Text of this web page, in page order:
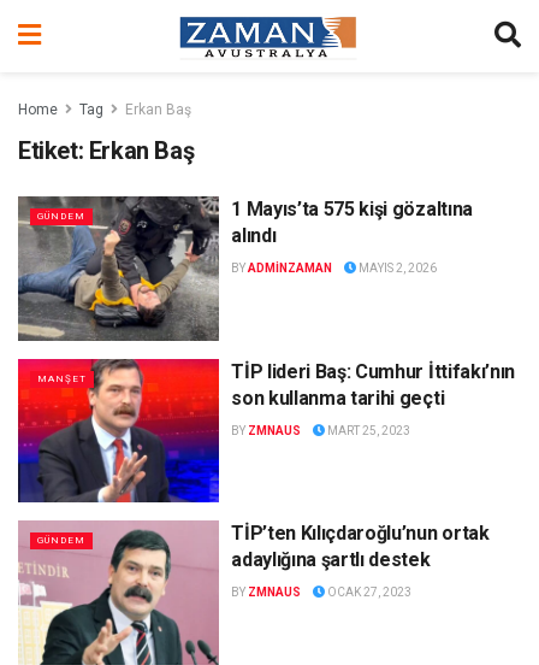
Home Tag Erkan Baş
Etiket: Erkan Baş
GÜNDEM
1 Mayıs’ta 575 kişi gözaltına
alındı
BYADMINZAMAN MAYIS 2, 2026
MANŞET
TİP lideri Baş: Cumhur İttifakı’nın
son kullanma tarihi geçti
BY ZMNAUS MART 25, 2023
GÜNDEM
TİP’ten Kılıçdaroğlu’nun ortak
adaylığına şartlı destek
BY ZMNAUS OCAK 27, 2023